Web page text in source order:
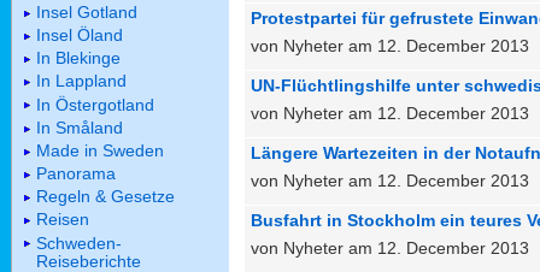
Protestpartei für gefrustete
von Nyheter am 12. December 2013
UN-Flüchtlingshilfe unter
von Nyheter am 12. December 2013
Längere Wartezeiten in der
von Nyheter am 12. December 2013
Busfahrt in Stockholm ein teures
von Nyheter am 12. December 2013
Insel Gotland
Insel Öland
In Blekinge
In Lappland
In Östergotland
In Småland
Made in Sweden
Panorama
Regeln & Gesetze
Reisen
Schweden-
Reiseberichte